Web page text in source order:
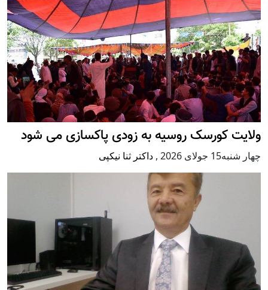
ولایت کورسک روسیه به زودی پاکسازی می شود
چهار شنبه15 جولای 2026 , داکتر ثنا نیکپی